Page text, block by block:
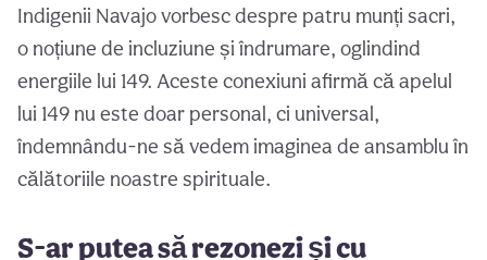
Indigenii Navajo vorbesc despre patru munți sacri,
o noțiune de incluziune și îndrumare, oglindind
energiile lui 149. Aceste conexiuni afirmă că apelul
lui 149 nu este doar personal, ci universal,
îndemnându-ne să vedem imaginea de ansamblu în
călătoriile noastre spirituale.
S-ar putea să rezonezi și cu